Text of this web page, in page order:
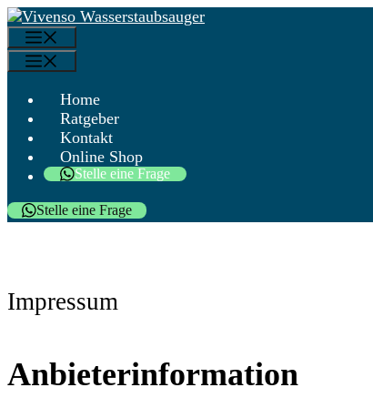
Zum
Inhalt
springen
Menü
Menü
Home
Ratgeber
Kontakt
Online Shop
Stelle eine Frage
Stelle eine Frage
Impressum
Anbieterinformation